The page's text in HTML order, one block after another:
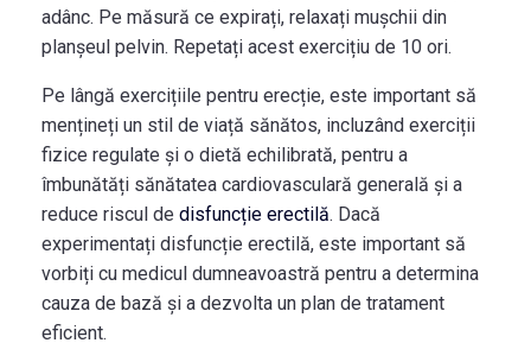
adânc. Pe măsură ce expirați, relaxați mușchii din
planșeul pelvin. Repetați acest exercițiu de 10 ori.
Pe lângă exercițiile pentru erecție, este important să
mențineți un stil de viață sănătos, incluzând exerciții
fizice regulate și o dietă echilibrată, pentru a
îmbunătăți sănătatea cardiovasculară generală și a
reduce riscul de disfuncție erectilă. Dacă
experimentați disfuncție erectilă, este important să
vorbiți cu medicul dumneavoastră pentru a determina
cauza de bază și a dezvolta un plan de tratament
eficient.